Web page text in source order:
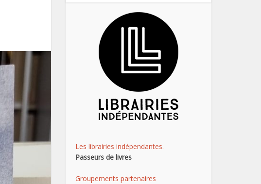
Les librairies indépendantes.
Passeurs de livres
Groupements partenaires